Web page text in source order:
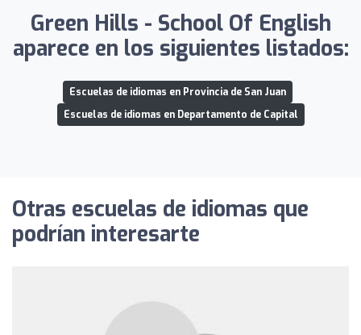
Green Hills - School Of English
aparece en los siguientes listados:
Escuelas de idiomas en Provincia de San Juan
Escuelas de idiomas en Departamento de Capital
Otras escuelas de idiomas que
podrían interesarte